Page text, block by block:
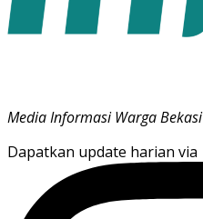
Media Informasi Warga Bekasi
Dapatkan update harian via